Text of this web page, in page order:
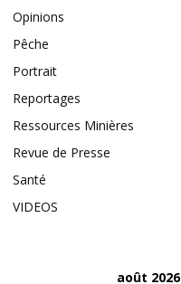
Opinions
Pêche
Portrait
Reportages
Ressources Minières
Revue de Presse
Santé
VIDEOS
août 2026